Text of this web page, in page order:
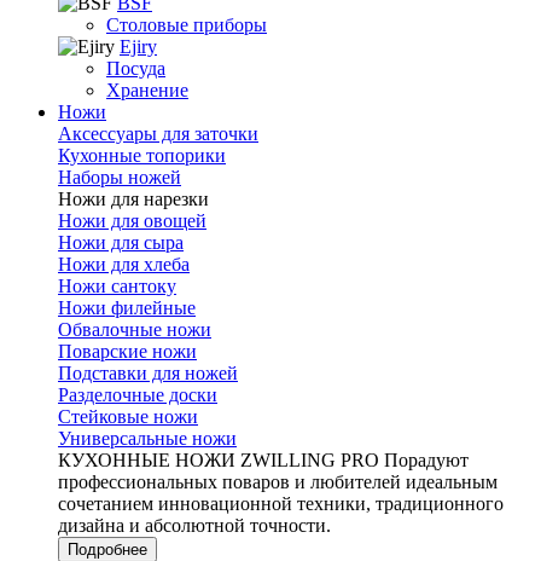
Столовые приборы
Ejiry
Посуда
Хранение
Ножи
Аксессуары для заточки
Кухонные топорики
Наборы ножей
Ножи для нарезки
Ножи для овощей
Ножи для сыра
Ножи для хлеба
Ножи сантоку
Ножи филейные
Обвалочные ножи
Поварские ножи
Подставки для ножей
Разделочные доски
Стейковые ножи
Универсальные ножи
КУХОННЫЕ НОЖИ ZWILLING PRO Порадуют
профессиональных поваров и любителей идеальным
сочетанием инновационной техники, традиционного
дизайна и абсолютной точности.
Подробнее